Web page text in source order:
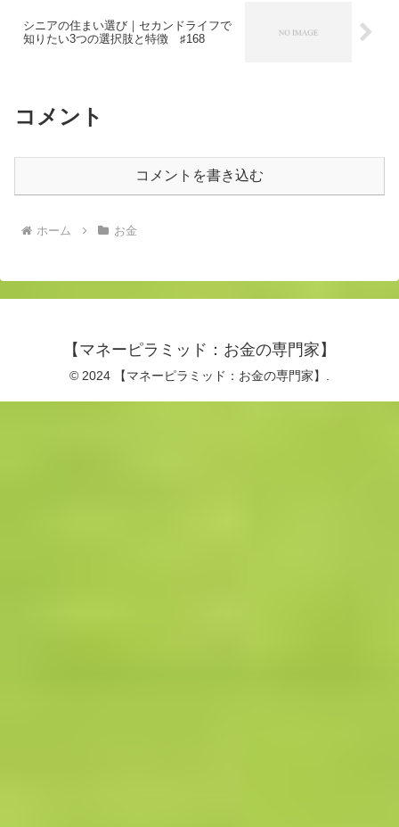
シニアの住まい選び｜セカンドライフで
知りたい3つの選択肢と特徴 ♯168
コメント
コメントを書き込む
ホーム お金
【マネーピラミッド：お金の専門家】
© 2024 【マネーピラミッド：お金の専門家】.